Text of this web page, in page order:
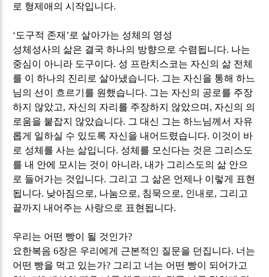
로 형제애의 시작입니다.
‘도구적 존재 ’로 살아가는 성체의 영성
성체성사의 삶은 결국 하나의 방향으로 수렴됩니다. 나는
중심이 아니라 도구이다. 성 프란치스코는 자신의 삶 전체
를 이 하나의 진리로 살아냈습니다. 그는 자신을 통해 하느
님의 선이 흐르기를 원했습니다. 그는 자신의 공로를 주장
하지 않았고, 자신의 자리를 주장하지 않았으며 , 자신의 의
로움을 붙잡지 않았습니다. 그 대신 그는 하느님께서 자유
롭게 일하실 수 있도록 자신을 내어드렸습니다. 이것이 바
로 성체를 사는 삶입니다. 성체를 모신다는 것은 그리스도
를 내 안에 모시는 것이 아니라, 내가 그리스도의 삶 안으
로 들어가는 것입니다. 그리고 그 삶은 언제나 이렇게 표현
됩니다. 낮아짐으로, 나눔으로, 침묵으로, 인내로, 그리고
끝까지 내어주는 사랑으로 표현됩니다.
우리는 어떤 빵이 될 것인가?
요한복음6장은 우리에게 근본적인 질문을 던집니다. 너는
어떤 빵을 먹고 있는가? 그리고 너는 어떤 빵이 되어가고